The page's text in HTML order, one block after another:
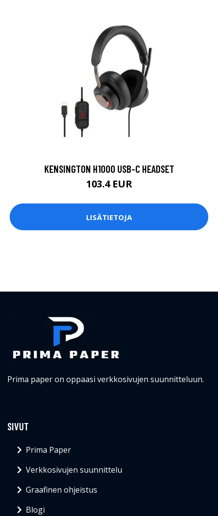
KENSINGTON H1000 USB-C HEADSET
103.4 EUR
LISÄTIETOJA
Prima paper on oppaasi verkkosivujen suunnitteluun.
SIVUT
Prima Paper
Verkkosivujen suunnittelu
Graafinen ohjeistus
Blogi